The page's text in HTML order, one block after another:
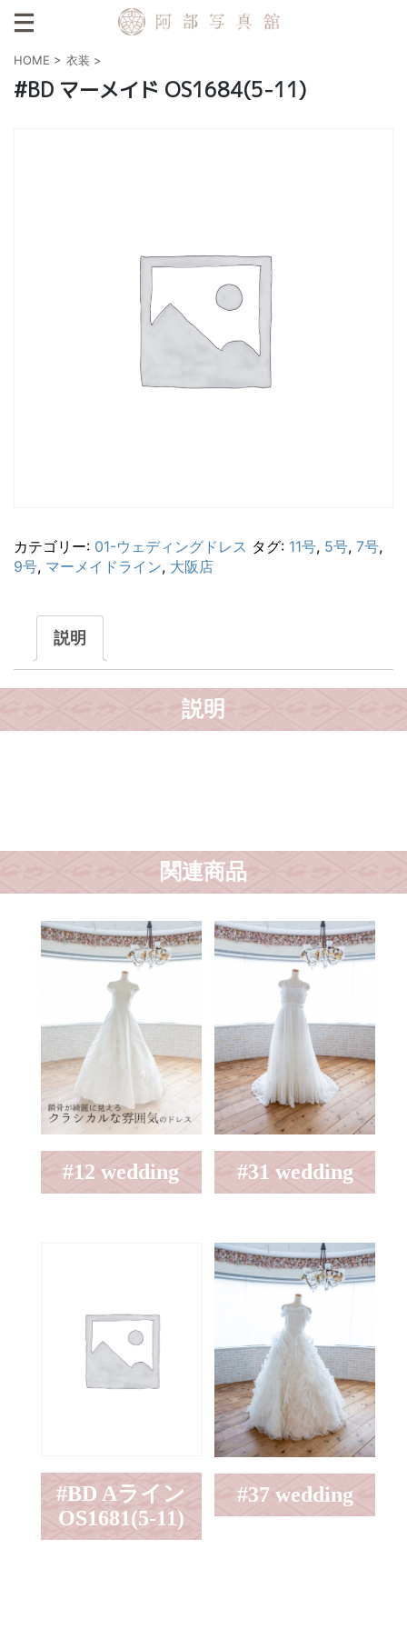
HOME > 衣装 >
#BD マーメイド OS1684(5-11)
カテゴリー: 01-ウェディングドレス タグ: 11号, 5号, 7号,
9号, マーメイドライン, 大阪店
説明
説明
関連商品
#12 wedding #31 wedding
#BD Aライン
OS1681(5-11)
#37 wedding